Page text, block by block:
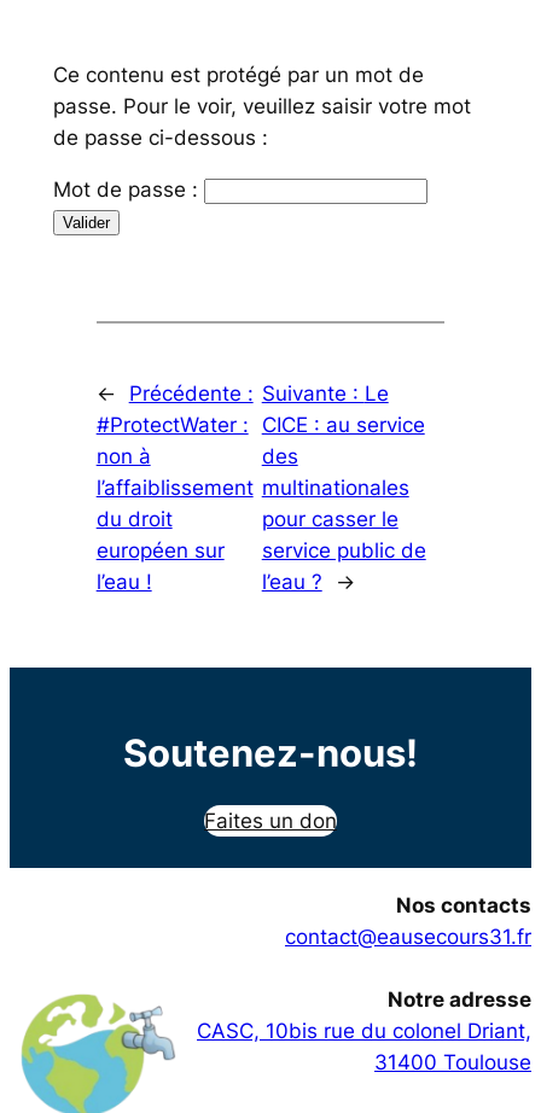
Ce contenu est protégé par un mot de
passe. Pour le voir, veuillez saisir votre mot
de passe ci-dessous :
Mot de passe :
←
Précédente :
#ProtectWater :
non à
l’affaiblissement
du droit
européen sur
l’eau !
Suivante : Le
CICE : au service
des
multinationales
pour casser le
service public de
l’eau ?
→
Soutenez-nous!
Faites un don
Nos contacts
contact@eausecours31.fr
Notre adresse
CASC, 10bis rue du colonel Driant,
31400 Toulouse